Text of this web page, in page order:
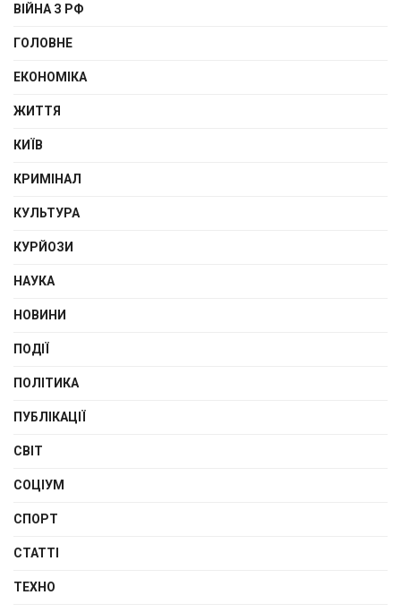
ВІЙНА З РФ
ГОЛОВНЕ
ЕКОНОМІКА
ЖИТТЯ
КИЇВ
КРИМІНАЛ
КУЛЬТУРА
КУРЙОЗИ
НАУКА
НОВИНИ
ПОДІЇ
ПОЛІТИКА
ПУБЛІКАЦІЇ
СВІТ
СОЦІУМ
СПОРТ
СТАТТІ
ТЕХНО